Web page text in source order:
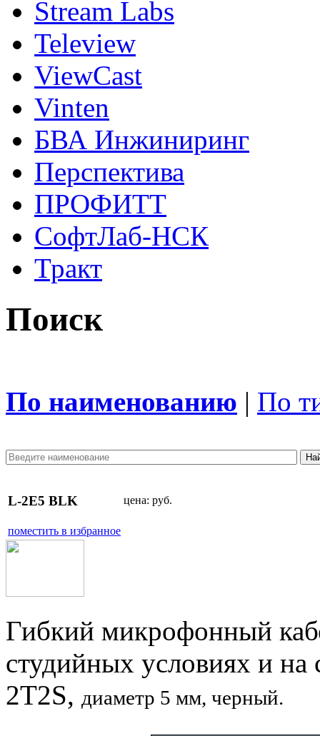
Stream Labs
Teleview
ViewCast
Vinten
БВА Инжиниринг
Перспектива
ПРОФИТТ
СофтЛаб-НСК
Тракт
Поиск
По наименованию | По
L-2E5 BLK цена: руб.
поместить в избранное
Гибкий микрофонный
студийных условиях и
2T2S, диаметр 5 мм, черный.